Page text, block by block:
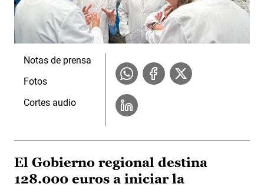
Notas de prensa
Fotos
Cortes audio
El Gobierno regional destina
128.000 euros a iniciar la